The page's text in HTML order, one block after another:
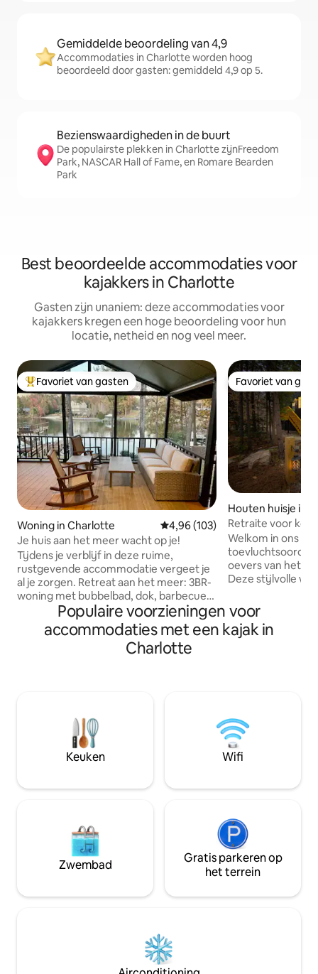
Gemiddelde beoordeling van 4,9
Accommodaties in Charlotte worden hoog
beoordeeld door gasten: gemiddeld 4,9 op 5.
Bezienswaardigheden in de buurt
De populairste plekken in Charlotte zijnFreedom
Park, NASCAR Hall of Fame, en Romare Bearden
Park
Best beoordeelde accommodaties voor
kajakkers in Charlotte
Gasten zijn unaniem: deze accommodaties voor
kajakkers kregen een hoge beoordeling voor hun
locatie, netheid en nog veel meer.
Topfavoriet van gasten
Favoriet van gasten
Woning in Charlotte Gemiddelde beoordeling van
4,96 (103)
Je huis aan het meer wacht op je!
Tijdens je verblijf in deze ruime,
rustgevende accommodatie vergeet je
al je zorgen. Retreat aan het meer: 3BR-
woning met bubbelbad, dok, barbecue
en een prachtig uitzicht Ontsnap naar je
droomvakantie in deze woning met 3
slaapkamers en 2 badkamers aan het
meer, ontworpen voor ontspanning en
koppels die op zoek zijn naar een serene
ontsnapping. 1 kingsize bed 1 Queensize
2 stapelbedden (4 eenpersoonsbedden).
Twee volledige badkamers Aan het
Favoriet van
Favoriet van
Houten huisje in
an of Catawba
Retraite voor
paddleboards
Welkom in ons
toevluchtsoord
oevers van het
Deze stijlvolle
ultieme
zoek zijn naar
met een vleugje
uitje voor
onvergetelijke
voor iedereen.
Populaire voorzieningen voor
accommodaties met een kajak in
Charlotte
Keuken Wifi
Zwembad
Gratis parkeren op
het terrein